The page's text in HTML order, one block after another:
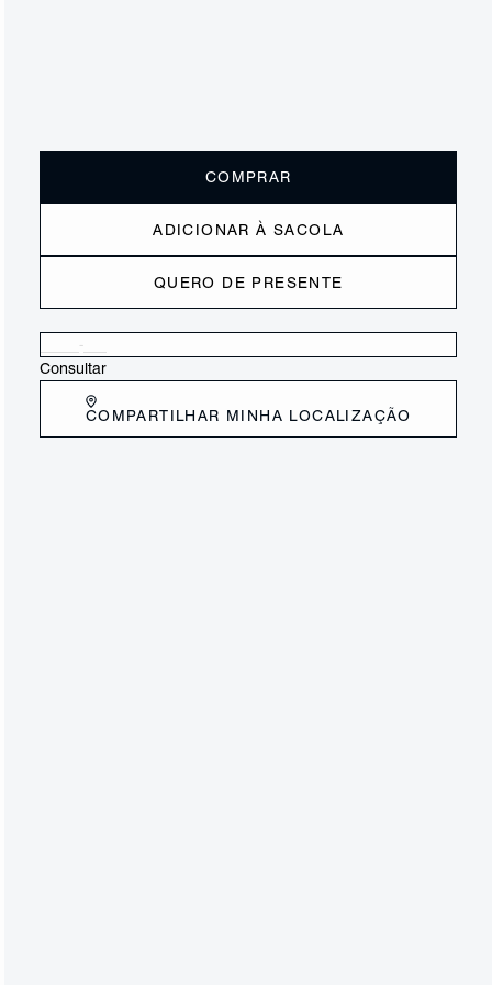
COMPRAR
ADICIONAR À SACOLA
QUERO DE PRESENTE
Consultar
COMPARTILHAR MINHA LOCALIZAÇÃO